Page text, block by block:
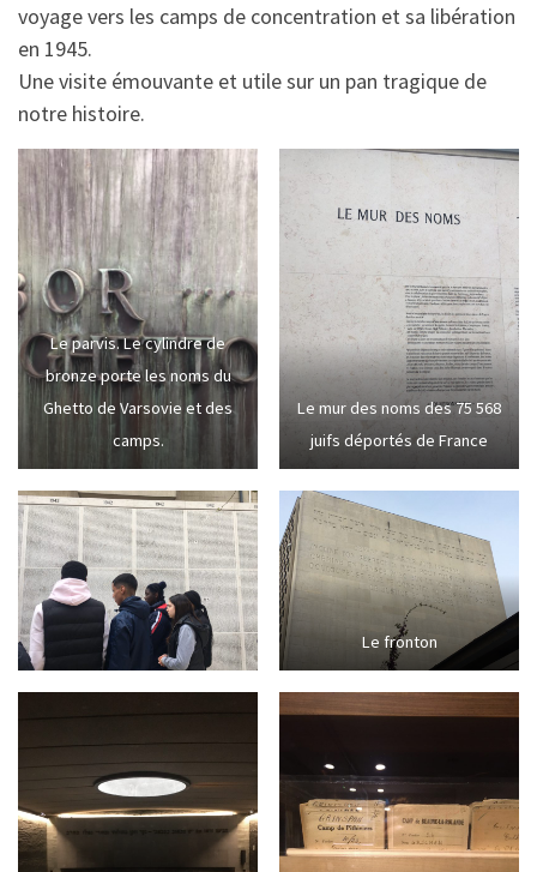
voyage vers les camps de concentration et sa libération
en 1945.
Une visite émouvante et utile sur un pan tragique de
notre histoire.
Le parvis. Le cylindre de
bronze porte les noms du
Ghetto de Varsovie et des
camps.
Le mur des noms des 75 568
juifs déportés de France
Le fronton